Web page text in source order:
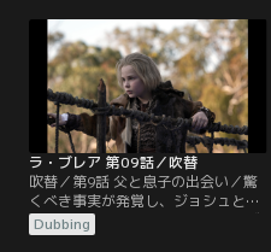
もあり、必死になって2人を助けよ
うとする。ギャヴィンは自分の過去
を探るが、それが家族を救うための
重要な手がかりになるかもしれな
い。
ラ・ブレア 第09話／吹替
吹替／第9話 父と息子の出会い／驚
くべき事実が発覚し、ジョシュとイ
ジーの命は危険にさらされる。イヴ
と他の生存者は、2人を救う鍵を握
Dubbing